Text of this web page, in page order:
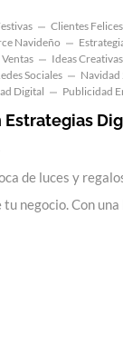
Clientes Felices
Navideño
Ideas Creativas
Sociales
Digital Publicidad
de luces y
negocio. Con